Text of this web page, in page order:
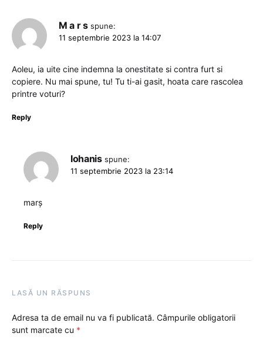
M a r s spune:
11 septembrie 2023 la 14:07
Aoleu, ia uite cine indemna la onestitate si contra furt si
copiere. Nu mai spune, tu! Tu ti-ai gasit, hoata care rascolea
printre voturi?
Reply
Iohanis spune:
11 septembrie 2023 la 23:14
marș
Reply
LASĂ UN RĂSPUNS
Adresa ta de email nu va fi publicată. Câmpurile obligatorii
sunt marcate cu *